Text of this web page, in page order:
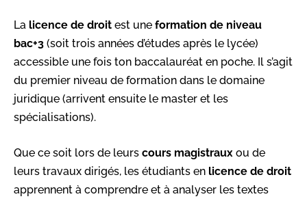
La licence de droit est une formation de niveau
bac+3 (soit trois années d’études après le lycée)
accessible une fois ton baccalauréat en poche. Il s’agit
du premier niveau de formation dans le domaine
juridique (arrivent ensuite le master et les
spécialisations).
Que ce soit lors de leurs cours magistraux ou de
leurs travaux dirigés, les étudiants en licence de droit
apprennent à comprendre et à analyser les textes